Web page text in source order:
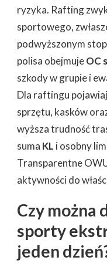
ryzyka. Rafting
sportowego,
podwyższonym
polisa obejmujeOC
szkody w grupie i
Dla raftingu
sprzętu, kasków
wyższa trudność
suma KL i osobny
Transparentne
aktywności do
Czy można
sporty
jeden